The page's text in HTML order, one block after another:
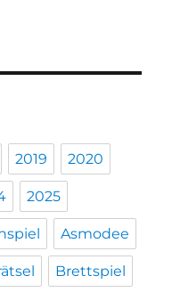
2019 2020
2025
Asmodee
Brettspiel